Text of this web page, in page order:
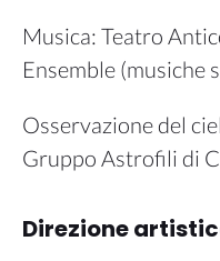
Musica: Teatro
Ensemble (musiche
Osservazione del
Gruppo Astrofili di
Direzione